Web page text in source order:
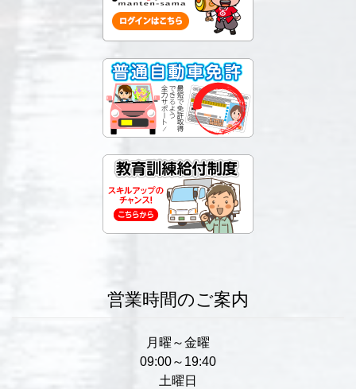
営業時間のご案内
月曜～金曜
09:00～19:40
土曜日